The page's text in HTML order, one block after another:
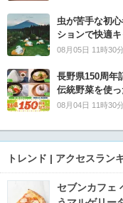
虫が苦手な初
ションで快適
08月05日 11時30分
長野県150周
伝統野菜を使
08月04日 11時30分
トレンド | アクセスラン
セブンカフェ